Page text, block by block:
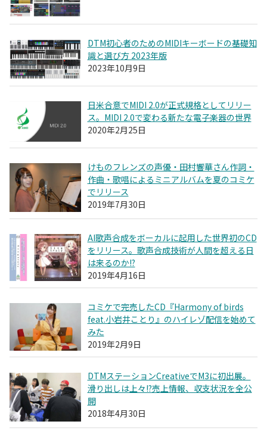
DTM初心者のためのMIDIキーボードの基礎知
識と選び方 2023年版
2023年10月9日
日米合意でMIDI 2.0が正式規格としてリリー
ス。MIDI 2.0で変わる新たな電子楽器の世界
2020年2月25日
けものフレンズの声優・田村響華さん作詞・
作曲・歌唱によるミニアルバムを夏のコミケ
でリリース
2019年7月30日
AI歌声合成をボーカルに起用した世界初のCD
をリリース。歌声合成技術が人間を超える日
は来るのか!?
2019年4月16日
コミケで完売したCD『Harmony of birds
feat.小岩井ことり』のハイレゾ配信を始めて
みた
2019年2月9日
DTMステーションCreativeでM3に初出展。
滑り出しは上々!?売上情報、収支状況を全公
開
2018年4月30日